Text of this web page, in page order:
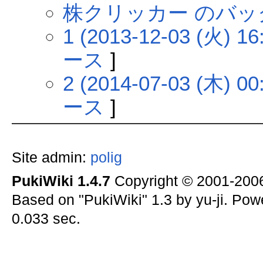
株クリッカー のバ
1 (2013-12-03 (火)
ース ]
2 (2014-07-03 (木)
ース ]
Site admin: polig
PukiWiki 1.4.7 Copyright © 2001-
Based on "PukiWiki" 1.3 by yu-ji.
0.033 sec.